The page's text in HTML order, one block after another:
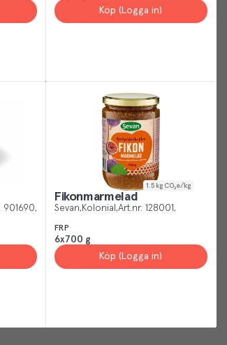
Köp (Logga in)
901690
1.5 kg CO₂e/kg
Fikonmarmelad
Sevan Kolonial Art.nr. 128001
FRP
6x700 g
Köp (Logga in)